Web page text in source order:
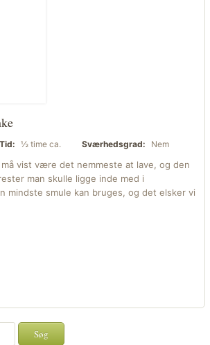
Tid: ½ time ca. Sværhedsgrad: Nem
vist være det nemmeste at lave, og den
man skulle ligge inde med i
mindste smule kan bruges, og det elsker vi